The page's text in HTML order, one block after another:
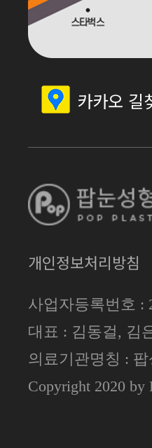
카카오 길
개인정보처리방침
사업자등록번호 :
대표 : 김동걸, 김
의료기관명칭 :
Copyright 2020 by